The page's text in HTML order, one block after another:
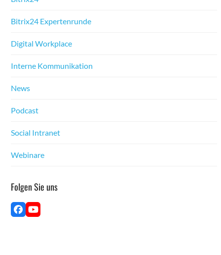
Bitrix24 Experten­runde
Dig­i­tal Work­place
Interne Kom­mu­nika­tion
News
Pod­cast
Social Intranet
Webina­re
Fol­gen Sie uns
Face­YouTube